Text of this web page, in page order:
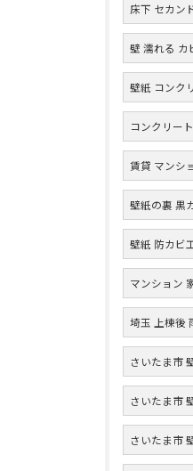
床下 セカン
壁 濡れる カ
壁紙 コンク
コンクリー
賃貸 マンシ
壁紙の裏 黒
壁紙 防カビ
マンション
埼玉 上棟後
さいたま市
さいたま市
さいたま市